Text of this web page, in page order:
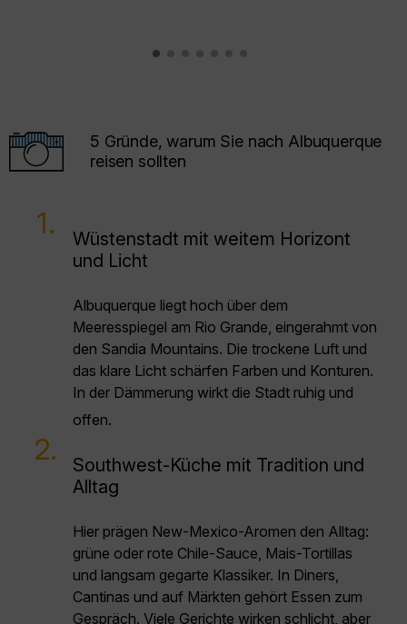
5 Gründe, warum Sie nach Albuquerque
reisen sollten
1.
Wüstenstadt mit weitem Horizont
und Licht
Albuquerque liegt hoch über dem
Meeresspiegel am Rio Grande, eingerahmt von
den Sandia Mountains. Die trockene Luft und
das klare Licht schärfen Farben und Konturen.
In der Dämmerung wirkt die Stadt ruhig und
offen.
2.
Southwest-Küche mit Tradition und
Alltag
Hier prägen New-Mexico-Aromen den Alltag:
grüne oder rote Chile-Sauce, Mais-Tortillas
und langsam gegarte Klassiker. In Diners,
Cantinas und auf Märkten gehört Essen zum
Gespräch. Viele Gerichte wirken schlicht, aber